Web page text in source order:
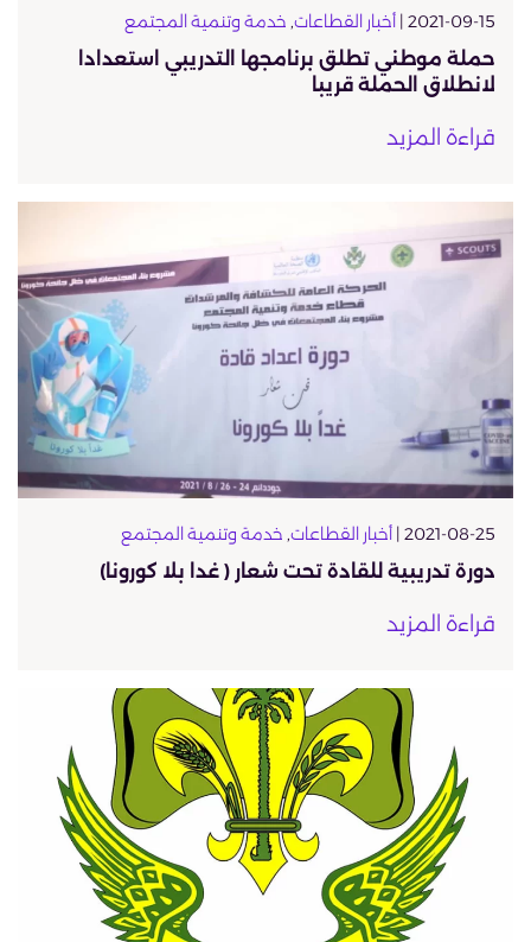
2021-09-15 | أخبار القطاعات, خدمة وتنمية المجتمع
حملة موطني تطلق برنامجها التدريبي استعدادا
لانطلاق الحملة قريبا
قراءة المزيد
2021-08-25 | أخبار القطاعات, خدمة وتنمية المجتمع
دورة تدريبية للقادة تحت شعار ( غدا بلا كورونا)
قراءة المزيد